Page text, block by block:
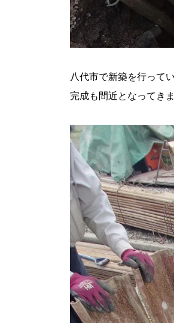
八代市で新築を行って
完成も間近となってき